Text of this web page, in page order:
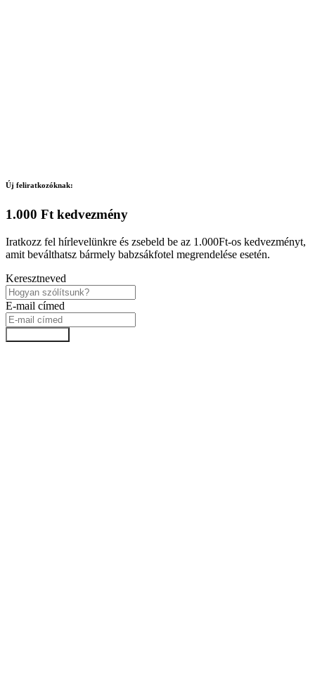
Új feliratkozóknak:
1.000 Ft kedvezmény
Iratkozz fel hírlevelünkre és zsebeld be az 1.000Ft-os kedvezményt,
amit beválthatsz bármely babzsákfotel megrendelése esetén.
Keresztneved
E-mail címed